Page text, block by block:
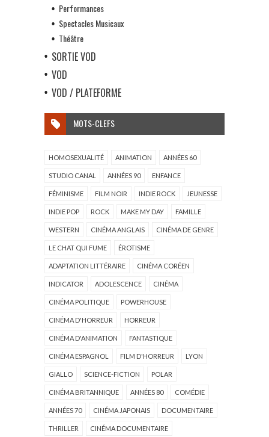
Performances
Spectacles Musicaux
Théâtre
SORTIE VOD
VOD
VOD / PLATEFORME
MOTS-CLEFS
HOMOSEXUALITÉ ANIMATION ANNÉES 60
STUDIO CANAL ANNÉES 90 ENFANCE
FÉMINISME FILM NOIR INDIE ROCK JEUNESSE
INDIE POP ROCK MAKE MY DAY FAMILLE
WESTERN CINÉMA ANGLAIS CINÉMA DE GENRE
LE CHAT QUI FUME ÉROTISME
ADAPTATION LITTÉRAIRE CINÉMA CORÉEN
INDICATOR ADOLESCENCE CINÉMA
CINÉMA POLITIQUE POWERHOUSE
CINÉMA D'HORREUR HORREUR
CINÉMA D'ANIMATION FANTASTIQUE
CINÉMA ESPAGNOL FILM D'HORREUR LYON
GIALLO SCIENCE-FICTION POLAR
CINÉMA BRITANNIQUE ANNÉES 80 COMÉDIE
ANNÉES 70 CINÉMA JAPONAIS DOCUMENTAIRE
THRILLER CINÉMA DOCUMENTAIRE